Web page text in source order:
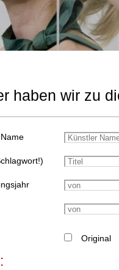
haben wir zu
Original